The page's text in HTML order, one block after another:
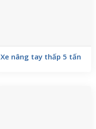
Xe nâng tay thấp 5 tấn